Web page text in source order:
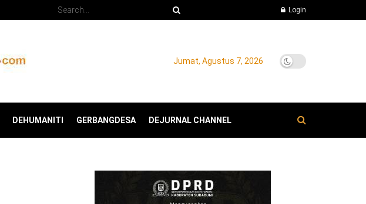
Login
Jumat, Agustus 7, 2026
DEHUMANITI GERBANGDESA DEJURNAL CHANNEL